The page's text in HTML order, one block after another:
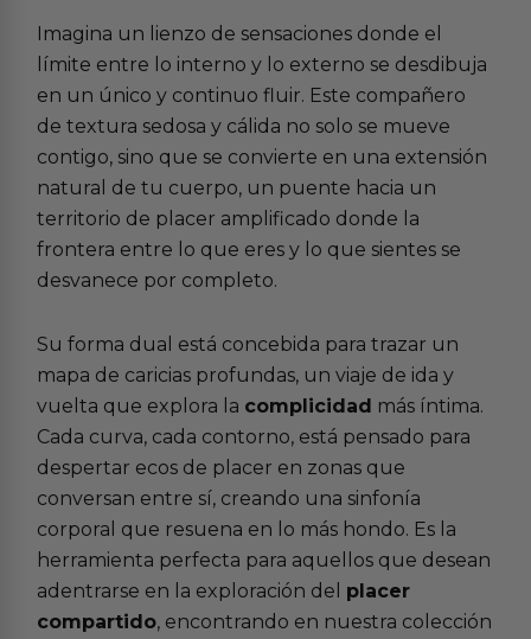
Imagina un lienzo de sensaciones donde el
límite entre lo interno y lo externo se desdibuja
en un único y continuo fluir. Este compañero
de textura sedosa y cálida no solo se mueve
contigo, sino que se convierte en una extensión
natural de tu cuerpo, un puente hacia un
territorio de placer amplificado donde la
frontera entre lo que eres y lo que sientes se
desvanece por completo.
Su forma dual está concebida para trazar un
mapa de caricias profundas, un viaje de ida y
vuelta que explora la complicidad más íntima.
Cada curva, cada contorno, está pensado para
despertar ecos de placer en zonas que
conversan entre sí, creando una sinfonía
corporal que resuena en lo más hondo. Es la
herramienta perfecta para aquellos que desean
adentrarse en la exploración del placer
compartido, encontrando en nuestra colección